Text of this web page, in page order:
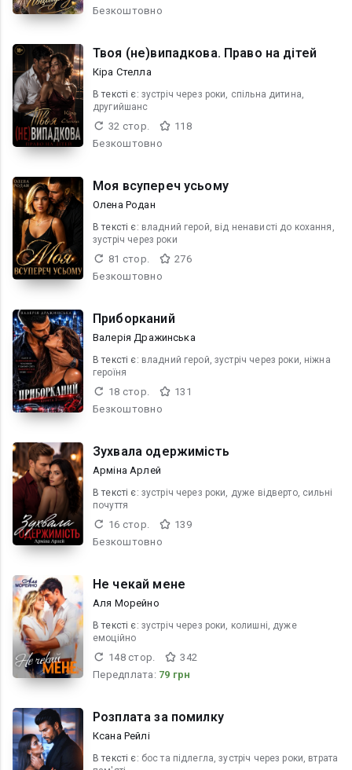
Безкоштовно
Твоя (не)випадкова. Право на дітей
Кіра Стелла
В текcті є: зустріч через роки, спільна дитина,
другийшанс
32 стор.
118
Безкоштовно
Моя всупереч усьому
Олена Родан
В текcті є: владний герой, від ненависті до кохання,
зустріч через роки
81 стор.
276
Безкоштовно
Приборканий
Валерія Дражинська
В текcті є: владний герой, зустріч через роки, ніжна
героїня
18 стор.
131
Безкоштовно
Зухвала одержимість
Арміна Арлей
В текcті є: зустріч через роки, дуже відверто, сильні
почуття
16 стор.
139
Безкоштовно
Не чекай мене
Аля Морейно
В текcті є: зустріч через роки, колишні, дуже
емоційно
148 стор.
342
Передплата: 79 грн
Розплата за помилку
Ксана Рейлі
В текcті є: бос та підлегла, зустріч через роки, втрата